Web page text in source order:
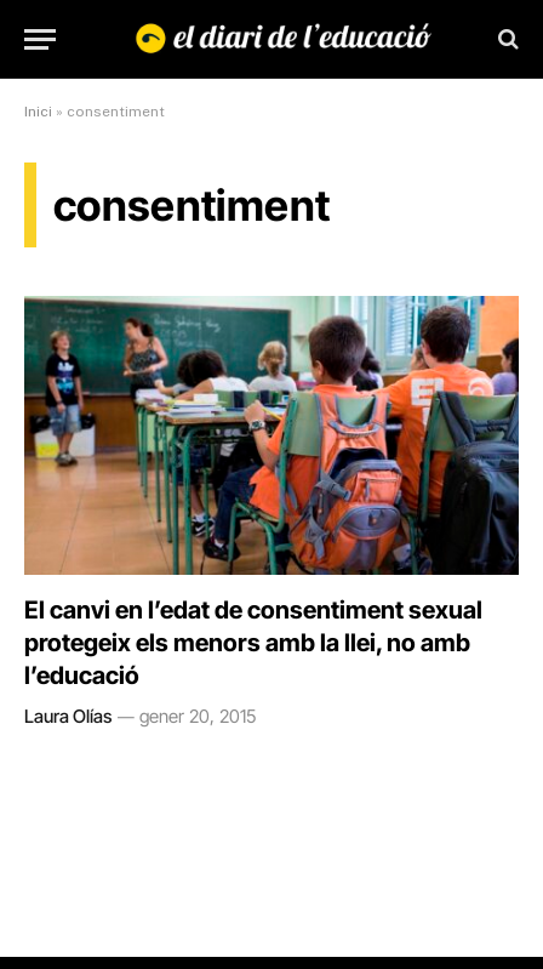
Inici » consentiment
consentiment
El canvi en l’edat de consentiment sexual
protegeix els menors amb la llei, no amb
l’educació
Laura Olías gener 20, 2015